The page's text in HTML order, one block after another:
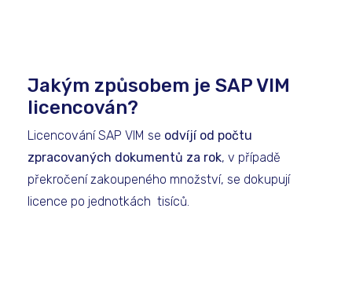
Jakým způsobem je SAP VIM
licencován?
Licencování SAP VIM se odvíjí od počtu
zpracovaných dokumentů za rok, v případě
překročení zakoupeného množství, se dokupují
licence po jednotkách tisíců.